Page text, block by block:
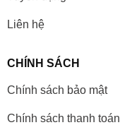
Liên hệ
CHÍNH SÁCH
Chính sách bảo mật
Chính sách thanh toán